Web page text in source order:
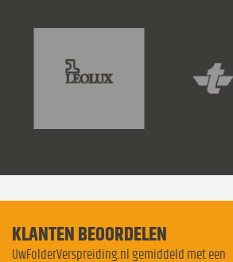
KLANTEN BEOORDELEN
UwFolderVerspreiding.nl gemiddeld met een